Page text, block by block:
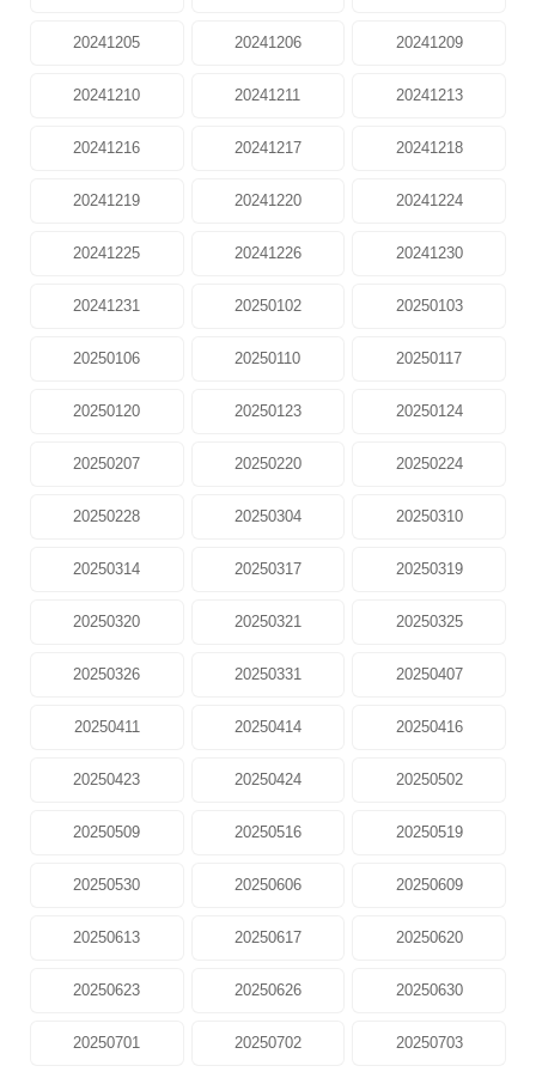
20241205 20241206 20241209
20241210 20241211 20241213
20241216 20241217 20241218
20241219 20241220 20241224
20241225 20241226 20241230
20241231 20250102 20250103
20250106 20250110 20250117
20250120 20250123 20250124
20250207 20250220 20250224
20250228 20250304 20250310
20250314 20250317 20250319
20250320 20250321 20250325
20250326 20250331 20250407
20250411 20250414 20250416
20250423 20250424 20250502
20250509 20250516 20250519
20250530 20250606 20250609
20250613 20250617 20250620
20250623 20250626 20250630
20250701 20250702 20250703